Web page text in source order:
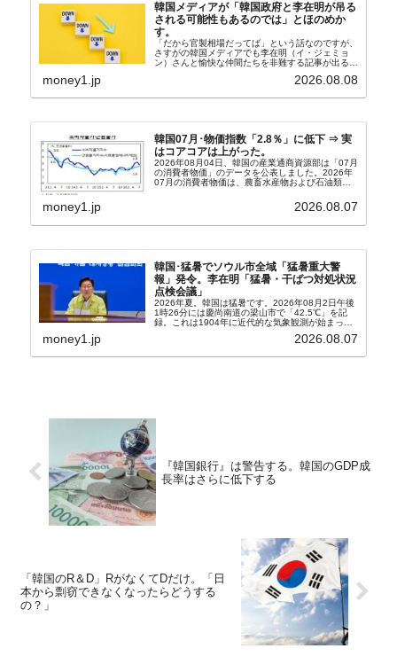
韓国メディアが「韓国政府と李在明が吊る
される可能性もあるのでは」とほのめか
す。
「だから官製相場だってば」という話なのですが、
さすがの韓国メディアでも李在明（イ・ジェミョ
ン）さんと愉快な仲間たちを非難する記事が出るよ
『朝鮮日報』に面白い記事が出ています。「東西南
money1.jp 2026.08.08
韓国07月･物価指数「2.8％」に低下 ⇒ 実
はコアコアは上がった。
2026年08月04日、韓国の産業通商資源部は「07月
の消費者物価」のデータを公表しました。2026年
07月の消費者物価は、農畜水産物および石油類の
2.8％上昇（06月は3.2％）となり、上昇率は前...
money1.jp 2026.08.07
韓国･猛暑でソウル市全域「猛暑重大警
報」発令。李在明「猛暑・干ばつ対処状況
点検会議」
2026年夏。韓国は猛暑です。2026年08月2日午後
1時26分には慶尚南道の梁山市で「42.5℃」を記
録。これは1904年に近代的な気象観測が始まって
ウル市全域への「猛暑重大警報」が発令され...
money1.jp 2026.08.07
『韓国銀行』は警告する。韓国のGDP成
長率はさらに低下する
「韓国のR＆D」RがなくてDだけ。「日
本から剽窃できなくなったらどうする
の？」